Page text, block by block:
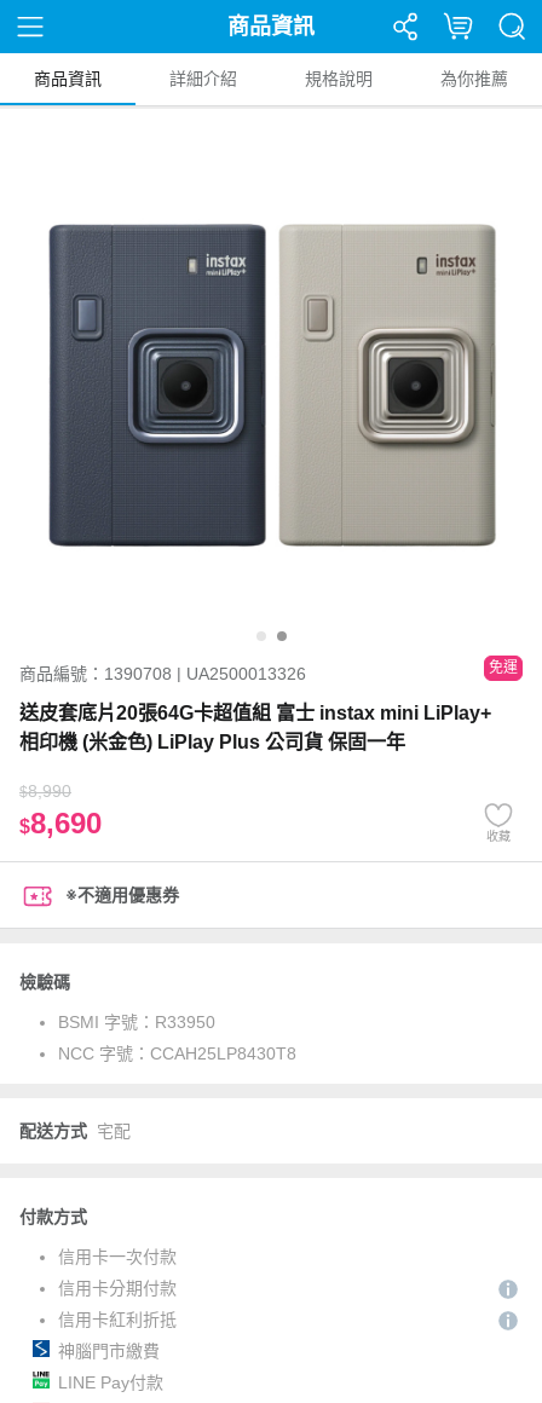
商品資訊
商品資訊 詳細介紹 規格說明 為你推薦
商品編號：1390708 | UA2500013326 免運
送皮套底片20張64G卡超值組 富士 instax mini LiPlay+
相印機 (米金色) LiPlay Plus 公司貨 保固一年
$8,990
$8,690 收藏
※不適用優惠券
檢驗碼
BSMI 字號： R33950
NCC 字號： CCAH25LP8430T8
配送方式 宅配
付款方式
信用卡一次付款
信用卡分期付款
信用卡紅利折抵
神腦門市繳費
LINE Pay付款